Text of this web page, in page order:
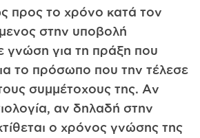
προς το χρόνο κατά τον
στην υποβολή
γνώση για τη πράξη που
το πρόσωπο που την τέλεσε
συμμέτοχους της. Αν
αν δηλαδή στην
ο χρόνος γνώσης της